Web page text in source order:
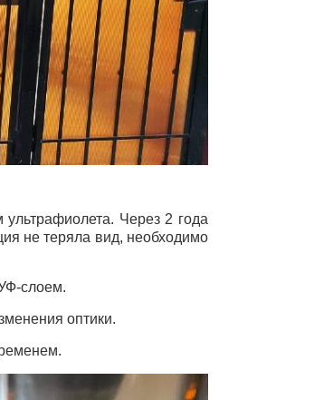
Через 2 года
не теряла вид, необходимо
слоем.
оптики.